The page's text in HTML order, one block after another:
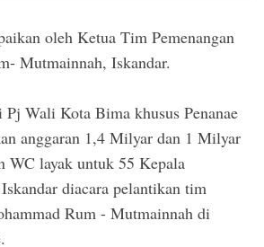
oleh Ketua Tim Pemenangan
Mutmainnah, Iskandar.
Wali Kota Bima khusus Penanae
anggaran 1,4 Milyar dan 1 Milyar
WC layak untuk 55 Kepala
diacara pelantikan tim
Rum - Mutmainnah di